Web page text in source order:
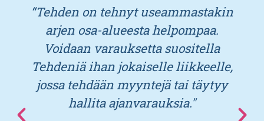
“Tehden on tehnyt useammastakin
arjen osa-alueesta helpompaa.
Voidaan varauksetta suositella
Tehdeniä ihan jokaiselle liikkeelle,
jossa tehdään myyntejä tai täytyy
hallita ajanvarauksia."